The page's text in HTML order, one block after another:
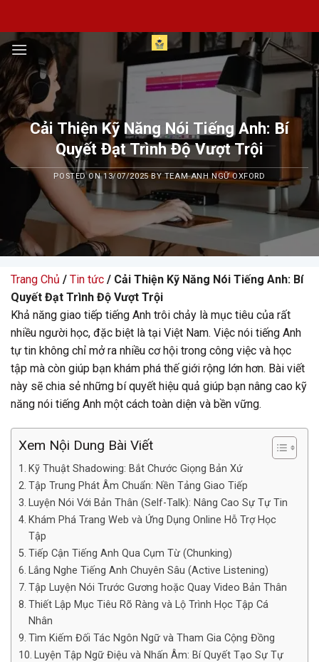
content
Cải Thiện Kỹ Năng Nói Tiếng Anh: Bí
Quyết Đạt Trình Độ Vượt Trội
POSTED ON13/07/2025BYTEAM ANH NGỮ OXFORD
Trang Chủ / Tin tức / Cải Thiện Kỹ Năng Nói Tiếng Anh: Bí
Quyết Đạt Trình Độ Vượt Trội
Khả năng giao tiếp tiếng Anh trôi chảy là mục tiêu của rất
nhiều người học, đặc biệt là tại Việt Nam. Việc nói tiếng Anh
tự tin không chỉ mở ra nhiều cơ hội trong công việc và học
tập mà còn giúp bạn khám phá thế giới rộng lớn hơn. Bài viết
này sẽ chia sẻ những bí quyết hiệu quả giúp bạn nâng cao kỹ
năng nói tiếng Anh một cách toàn diện và bền vững.
Xem Nội Dung Bài Viết
Kỹ Thuật Shadowing: Bắt Chước Giọng Bản Xứ
Tập Trung Phát Âm Chuẩn: Nền Tảng Giao Tiếp
Luyện Nói Với Bản Thân (Self-Talk): Nâng Cao Sự Tự Tin
Khám Phá Trang Web và Ứng Dụng Online Hỗ Trợ Học
Tập
Tiếp Cận Tiếng Anh Qua Cụm Từ (Chunking)
Lắng Nghe Tiếng Anh Chuyên Sâu (Active Listening)
Tập Luyện Nói Trước Gương hoặc Quay Video Bản Thân
Thiết Lập Mục Tiêu Rõ Ràng và Lộ Trình Học Tập Cá
Nhân
Tìm Kiếm Đối Tác Ngôn Ngữ và Tham Gia Cộng Đồng
Luyện Tập Ngữ Điệu và Nhấn Âm: Bí Quyết Tạo Sự Tự